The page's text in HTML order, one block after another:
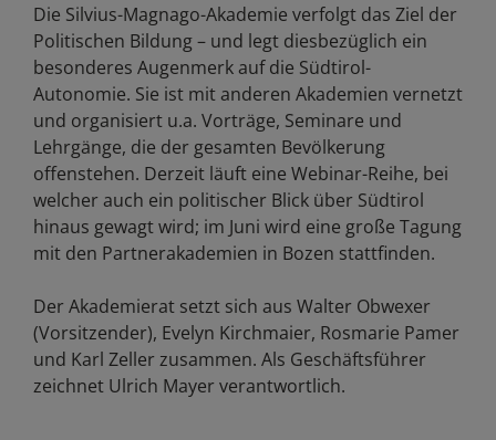
Die Silvius-Magnago-Akademie verfolgt das Ziel der
Politischen Bildung – und legt diesbezüglich ein
besonderes Augenmerk auf die Südtirol-
Autonomie. Sie ist mit anderen Akademien vernetzt
und organisiert u.a. Vorträge, Seminare und
Lehrgänge, die der gesamten Bevölkerung
offenstehen. Derzeit läuft eine Webinar-Reihe, bei
welcher auch ein politischer Blick über Südtirol
hinaus gewagt wird; im Juni wird eine große Tagung
mit den Partnerakademien in Bozen stattfinden.
Der Akademierat setzt sich aus Walter Obwexer
(Vorsitzender), Evelyn Kirchmaier, Rosmarie Pamer
und Karl Zeller zusammen. Als Geschäftsführer
zeichnet Ulrich Mayer verantwortlich.